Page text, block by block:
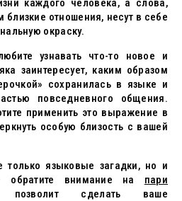
каждого человека, а слова,
отношения, несут в себе
окраску.
узнавать что-то новое и
заинтересует, каким образом
сохранилась в языке и
повседневного общения.
применить это выражение в
особую близость с вашей
только языковые загадки, но и
обратите внимание на пари
сделать ваше